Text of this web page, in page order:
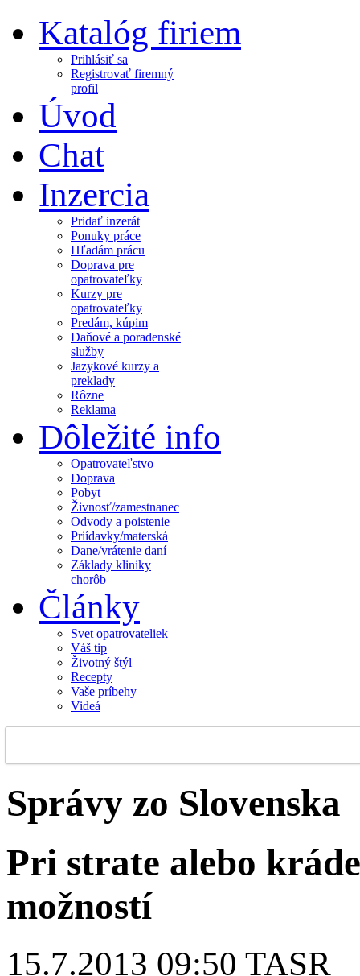
Katalóg firiem
Prihlásiť sa
Registrovať firemný
profil
Úvod
Chat
Inzercia
Pridať inzerát
Ponuky práce
Hľadám prácu
Doprava pre
opatrovateľky
Kurzy pre
opatrovateľky
Predám, kúpim
Daňové a poradenské
služby
Jazykové kurzy a
preklady
Rôzne
Reklama
Dôležité info
Opatrovateľstvo
Doprava
Pobyt
Živnosť/zamestnanec
Odvody a poistenie
Priídavky/materská
Dane/vrátenie daní
Základy kliniky
chorôb
Články
Svet opatrovateliek
Váš tip
Životný štýl
Recepty
Vaše príbehy
Videá
Správy zo Slovenska
Pri strate alebo
možností
15.7.2013 09:50 TASR